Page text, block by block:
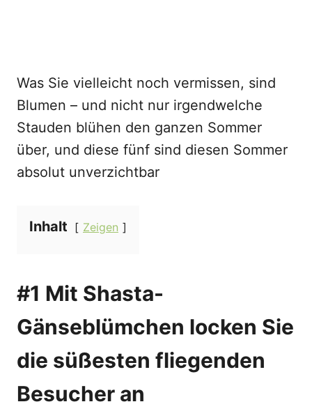
Was Sie vielleicht noch vermissen, sind
Blumen – und nicht nur irgendwelche
Stauden blühen den ganzen Sommer
über, und diese fünf sind diesen Sommer
absolut unverzichtbar
Inhalt Zeigen
#1 Mit Shasta-
Gänseblümchen locken Sie
die süßesten fliegenden
Besucher an